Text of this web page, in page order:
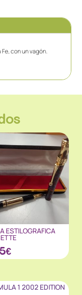
con un vagón.
ESTILOGRAFICA
€